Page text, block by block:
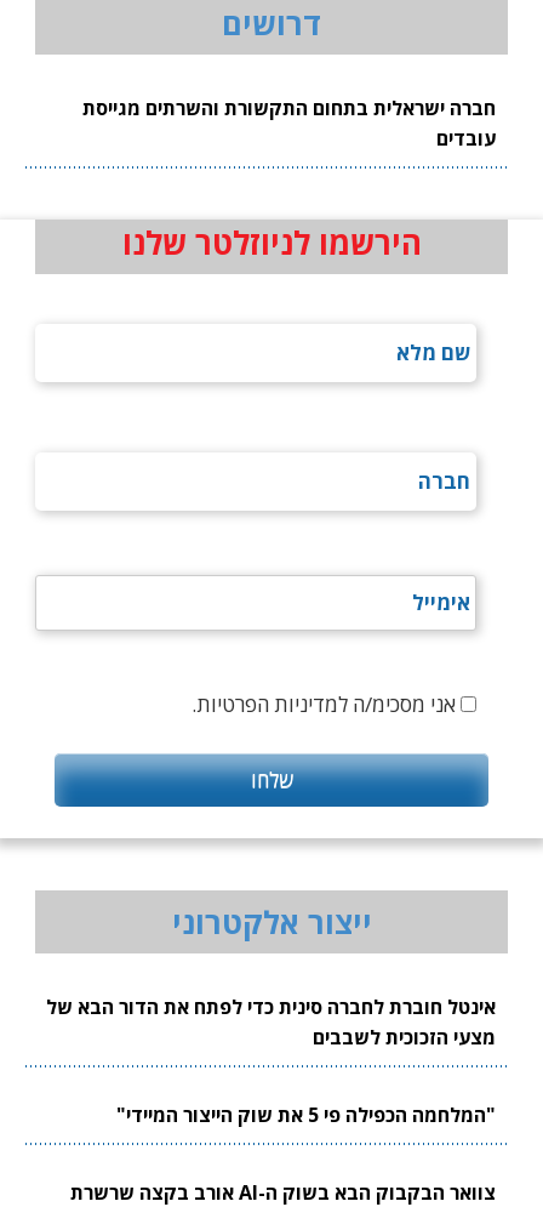
דרושים
חברה ישראלית בתחום התקשורת והשרתים מגייסת
עובדים
הירשמו לניוזלטר שלנו
אני מסכימ/ה למדיניות הפרטיות.
ייצור אלקטרוני
אינטל חוברת לחברה סינית כדי לפתח את הדור הבא של
מצעי הזכוכית לשבבים
"המלחמה הכפילה פי 5 את שוק הייצור המיידי"
צוואר הבקבוק הבא בשוק ה-AI אורב בקצה שרשרת